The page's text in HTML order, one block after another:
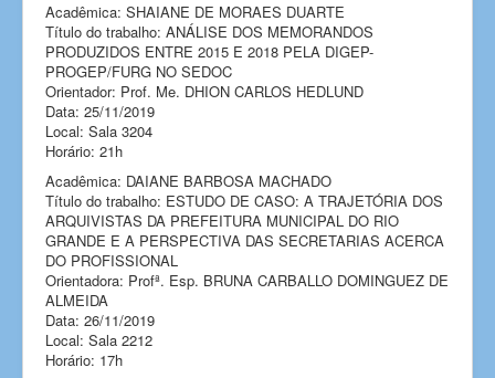
Acadêmica: SHAIANE DE MORAES DUARTE
Título do trabalho: ANÁLISE DOS MEMORANDOS
PRODUZIDOS ENTRE 2015 E 2018 PELA DIGEP-
PROGEP/FURG NO SEDOC
Orientador: Prof. Me. DHION CARLOS HEDLUND
Data: 25/11/2019
Local: Sala 3204
Horário: 21h
Acadêmica: DAIANE BARBOSA MACHADO
Título do trabalho: ESTUDO DE CASO: A TRAJETÓRIA DOS
ARQUIVISTAS DA PREFEITURA MUNICIPAL DO RIO
GRANDE E A PERSPECTIVA DAS SECRETARIAS ACERCA
DO PROFISSIONAL
Orientadora: Profª. Esp. BRUNA CARBALLO DOMINGUEZ DE
ALMEIDA
Data: 26/11/2019
Local: Sala 2212
Horário: 17h